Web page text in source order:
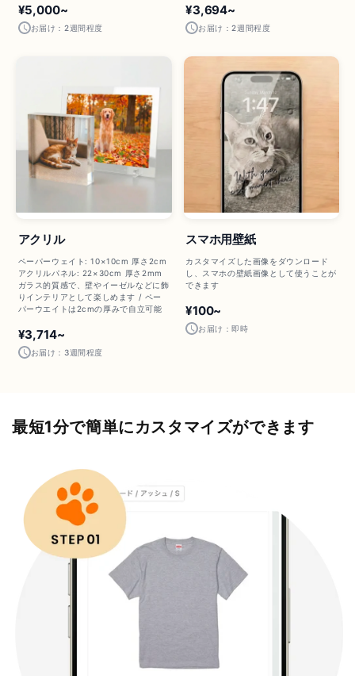
¥5,000~
お届け：2週間程度
¥3,694~
お届け：2週間程度
アクリル
ペーパーウェイト: 10×10cm 厚さ2cm
アクリルパネル: 22×30cm 厚さ2mm
ガラス的質感で、壁やイーゼルなどに飾
りインテリアとして楽しめます / ペー
パーウエイトは2cmの厚みで自立可能
¥3,714~
お届け：3週間程度
スマホ用壁紙
カスタマイズした画像をダウンロード
し、スマホの壁紙画像として使うことが
できます
¥100~
お届け：即時
最短1分で簡単にカスタマイズができます